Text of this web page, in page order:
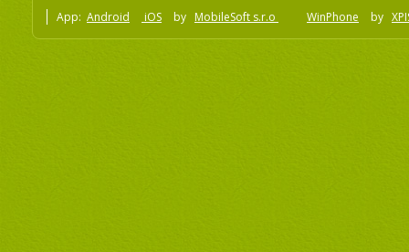
App: Android iOS by MobileSoft s.r.o WinPhone by